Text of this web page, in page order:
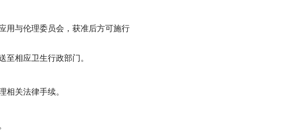
用与伦理委员会，获准后方可施行
相应卫生行政部门。
关法律手续。